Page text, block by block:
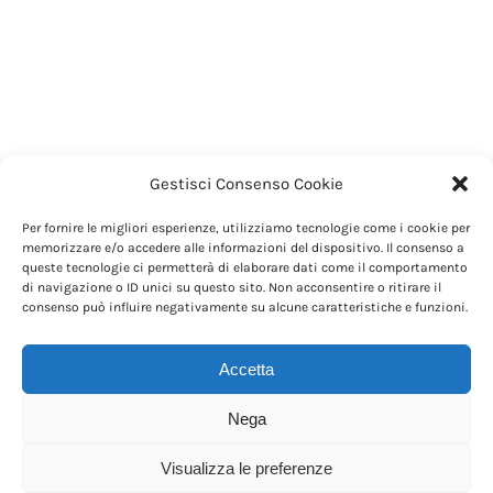
Gestisci Consenso Cookie
Per fornire le migliori esperienze, utilizziamo tecnologie come i cookie per
memorizzare e/o accedere alle informazioni del dispositivo. Il consenso a
queste tecnologie ci permetterà di elaborare dati come il comportamento
di navigazione o ID unici su questo sito. Non acconsentire o ritirare il
consenso può influire negativamente su alcune caratteristiche e funzioni.
Accetta
Nega
Visualizza le preferenze